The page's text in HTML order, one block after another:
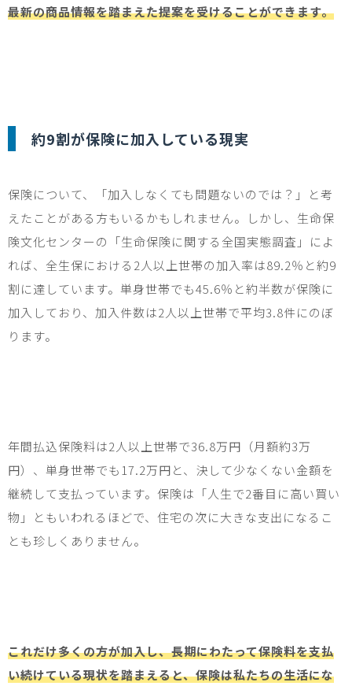
最新の商品情報を踏まえた提案を受けることができます。
約9割が保険に加入している現実
保険について、「加入しなくても問題ないのでは？」と考
えたことがある方もいるかもしれません。しかし、生命保
険文化センターの「生命保険に関する全国実態調査」によ
れば、全生保における 2 人以上世帯の加入率は89.2％と約9
割に達しています。単身世帯でも45.6％と約半数が保険に
加入しており、加入件数は2 人以上世帯で平均3.8件にのぼ
ります。
年間払込保険料は2 人以上世帯で36.8万円（月額約3万
円）、単身世帯でも 17.2万円と、決して少なくない金額を
継続して支払っています。保険は「人生で2番目に高い買い
物」ともいわれるほどで、住宅の次に大きな支出になるこ
とも珍しくありません。
これだけ多くの方が加入し、長期にわたって保険料を支払
い続けている現状を踏まえると、保険は私たちの生活にな